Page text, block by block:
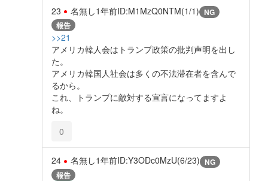
23 名無し1年前ID:M1MzQ0NTM(1/1) NG
報告
>>21
アメリカ韓人会はトランプ政策の批判声明を出し
た。
アメリカ韓国人社会は多くの不法滞在者を含んで
るから。
これ、トランプに敵対する宣言になってますよ
ね。
0
24 名無し1年前ID:Y3ODc0MzU(6/23) NG
報告